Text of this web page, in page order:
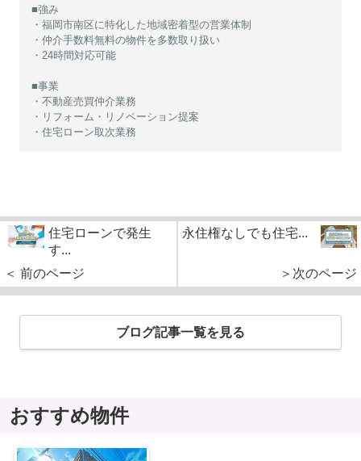
■強み
・福岡市南区に特化した地域密着型の営業体制
・仲介手数料無料の物件を多数取り扱い
・24時間対応可能
■事業
・不動産売買仲介業務
・リフォーム・リノベーション提案
・住宅ローン取次業務
住宅ローンで発生
す...
＜ 前のページ
永住権なしでも住宅...
＞次のページ
ブログ記事一覧を見る
おすすめ物件